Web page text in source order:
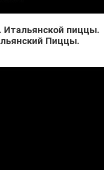
пиццы.
Пиццы.